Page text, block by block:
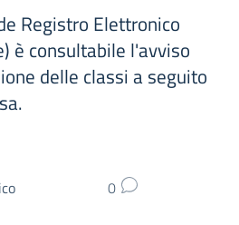
Registro Elettronico
è consultabile l'avviso
delle classi a seguito
0